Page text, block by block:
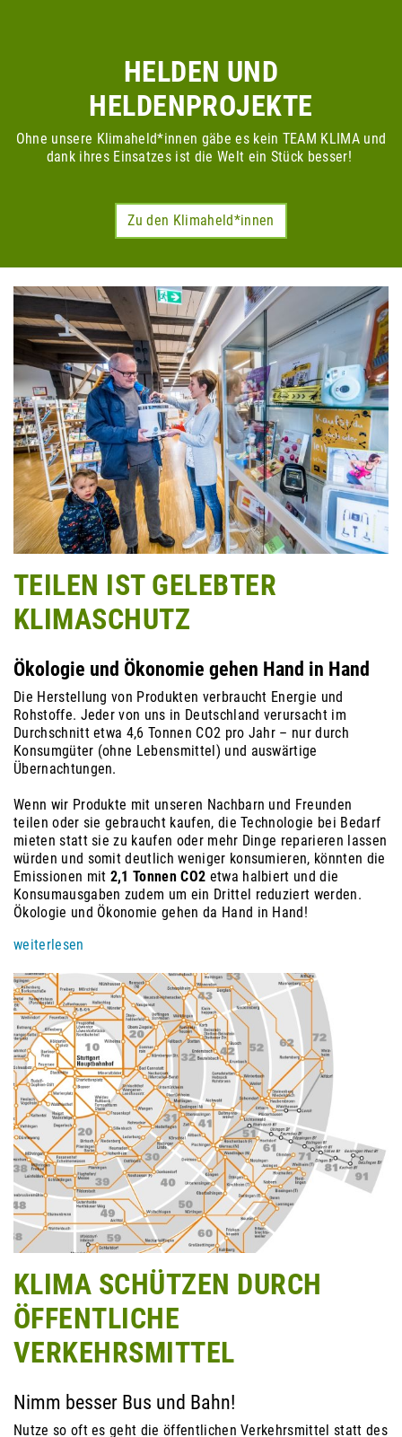
HELDEN UND
HELDENPROJEKTE
Ohne unsere Klimaheld*innen gäbe es kein TEAM KLIMA und
dank ihres Einsatzes ist die Welt ein Stück besser!
Zu den Klimaheld*innen
TEILEN IST GELEBTER
KLIMASCHUTZ
Ökologie und Ökonomie gehen Hand in Hand
Die Herstellung von Produkten verbraucht Energie und
Rohstoffe. Jeder von uns in Deutschland verursacht im
Durchschnitt etwa 4,6 Tonnen CO2 pro Jahr – nur durch
Konsumgüter (ohne Lebensmittel) und auswärtige
Übernachtungen.
Wenn wir Produkte mit unseren Nachbarn und Freunden
teilen oder sie gebraucht kaufen, die Technologie bei Bedarf
mieten statt sie zu kaufen oder mehr Dinge reparieren lassen
würden und somit deutlich weniger konsumieren, könnten die
Emissionen mit 2,1 Tonnen CO2 etwa halbiert und die
Konsumausgaben zudem um ein Drittel reduziert werden.
Ökologie und Ökonomie gehen da Hand in Hand!
weiterlesen
KLIMA SCHÜTZEN DURCH
ÖFFENTLICHE
VERKEHRSMITTEL
Nimm besser Bus und Bahn!
Nutze so oft es geht die öffentlichen Verkehrsmittel statt des